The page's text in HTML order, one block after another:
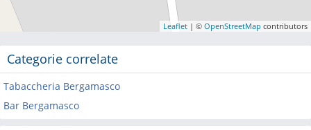
Leaflet | © OpenStreetMap contributors
Categorie correlate
Tabaccheria Bergamasco
Bar Bergamasco